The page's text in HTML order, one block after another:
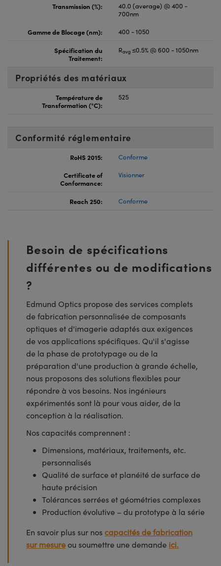
Transmission (%):
40.0 (average) @ 400 -
700nm
Gamme de Blocage (nm):
400 - 1050
Spécification du
Traitement:
Ravg ≤0.5% @ 600 - 1050nm
Propriétés des matériaux
Température de
Transformation (°C):
525
Conformité réglementaire
RoHS 2015:
Conforme
Certificate of
Conformance:
Visionner
Reach 250: Conforme
Besoin de spécifications
différentes ou de modifications
?
Edmund Optics propose des services complets
de fabrication personnalisée de composants
optiques et d'imagerie adaptés aux exigences
de vos applications spécifiques. Qu'il s'agisse
de la phase de prototypage ou de la
préparation d'une production à grande échelle,
nous proposons des solutions flexibles pour
répondre à vos besoins. Nos ingénieurs
expérimentés sont là pour vous aider, de la
conception à la réalisation.
Nos capacités comprennent :
Dimensions, matériaux, traitements, etc.
personnalisés
Qualité de surface et planéité de surface de
haute précision
Tolérances serrées et géométries complexes
Production évolutive – du prototype à la série
En savoir plus sur nos capacités de fabrication
sur mesure ou soumettre une demande ici.